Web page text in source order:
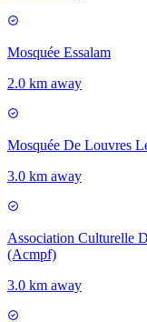
Mosquée Essalam
2.0 km away
Mosquée De Louvres
3.0 km away
Association Culturelle
(Acmpf)
3.0 km away